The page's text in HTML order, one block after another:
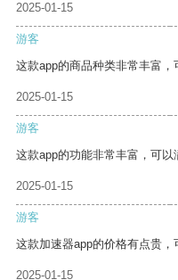
2025-01-15
游客
这款app的商品种类非常丰富，
2025-01-15
游客
这款app的功能非常丰富，可以
2025-01-15
游客
这款加速器app的价格有点贵，
2025-01-15